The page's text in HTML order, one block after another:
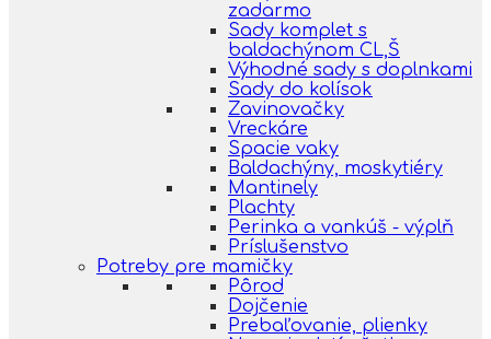
zadarmo
Sady komplet s
baldachýnom CL,Š
Výhodné sady s doplnkami
Sady do kolísok
Zavinovačky
Vreckáre
Spacie vaky
Baldachýny, moskytiéry
Mantinely
Plachty
Perinka a vankúš - výplň
Príslušenstvo
Potreby pre mamičky
Pôrod
Dojčenie
Prebaľovanie, plienky